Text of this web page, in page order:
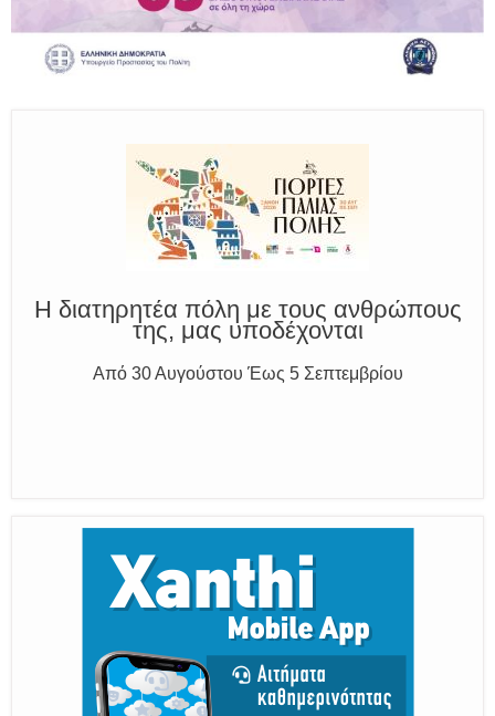
Η διατηρητέα πόλη με τους ανθρώπους
της, μας υποδέχονται
Από 30 Αυγούστου Έως 5 Σεπτεμβρίου
Καλούμε Άμεσα την Πυροσβεστική στο 199 ή στο 112
και δίνουμε σαφείς πληροφορίες